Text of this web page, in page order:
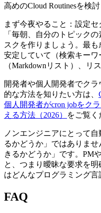
高めのCloud Routinesを検
まず今夜やること：設定
「毎朝、自分のトピック
スクを作りましょう。最
安定していて（検索キー
（Markdownリスト）、リ
開発者や個人開発者でク
的な方法を知りたい方は、
個人開発者がcron jobをク
える方法（2026）
をご覧く
ノンエンジニアにとって
るかどうか」ではありま
きるかどうか」です。PM
と、つまり曖昧な要求を
はどんなプログラミング言
FAQ